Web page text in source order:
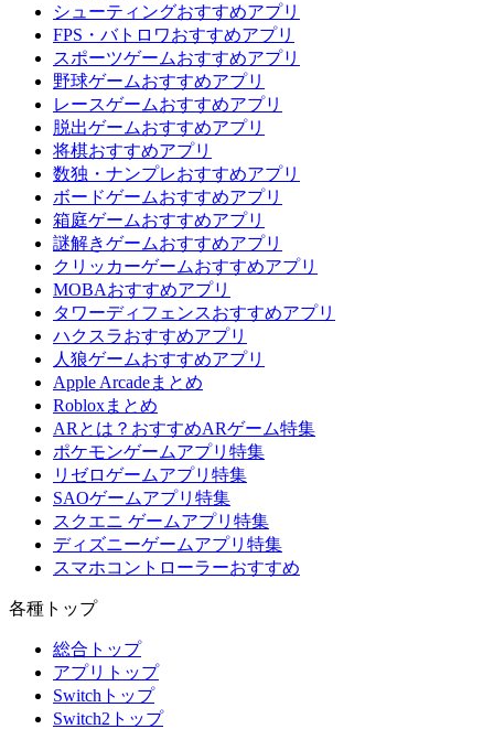
シューティングおすすめアプリ
FPS・バトロワおすすめアプリ
スポーツゲームおすすめアプリ
野球ゲームおすすめアプリ
レースゲームおすすめアプリ
脱出ゲームおすすめアプリ
将棋おすすめアプリ
数独・ナンプレおすすめアプリ
ボードゲームおすすめアプリ
箱庭ゲームおすすめアプリ
謎解きゲームおすすめアプリ
クリッカーゲームおすすめアプリ
MOBAおすすめアプリ
タワーディフェンスおすすめアプリ
ハクスラおすすめアプリ
人狼ゲームおすすめアプリ
Apple Arcadeまとめ
Robloxまとめ
ARとは？おすすめARゲーム特集
ポケモンゲームアプリ特集
リゼロゲームアプリ特集
SAOゲームアプリ特集
スクエニ ゲームアプリ特集
ディズニーゲームアプリ特集
スマホコントローラーおすすめ
各種トップ
総合トップ
アプリトップ
Switchトップ
Switch2トップ